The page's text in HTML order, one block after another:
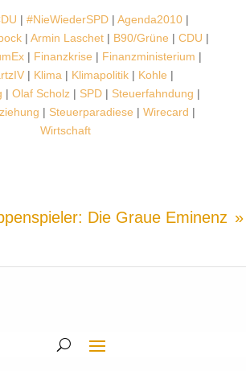
| #NieWiederSPD| Agenda2010|
|Armin Laschet | B90/Grüne |CDU |
| Finanzkrise | Finanzministerium |
| Klima | Klimapolitik| Kohle |
|Olaf Scholz | SPD | Steuerfahndung |
| Steuerparadiese | Wirecard |
Wirtschaft
Die Graue Eminenz